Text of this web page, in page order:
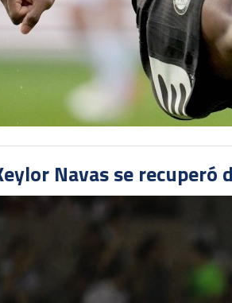
Navas se